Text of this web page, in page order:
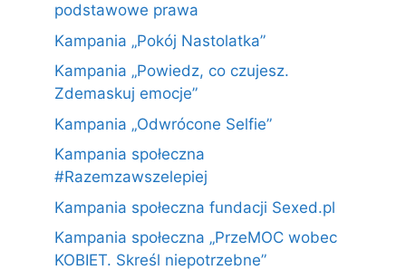
podstawowe prawa
Kampania „Pokój Nastolatka”
Kampania „Powiedz, co czujesz.
Zdemaskuj emocje”
Kampania „Odwrócone Selfie”
Kampania społeczna
#Razemzawszelepiej
Kampania społeczna fundacji Sexed.pl
Kampania społeczna „PrzeMOC wobec
KOBIET. Skreśl niepotrzebne”